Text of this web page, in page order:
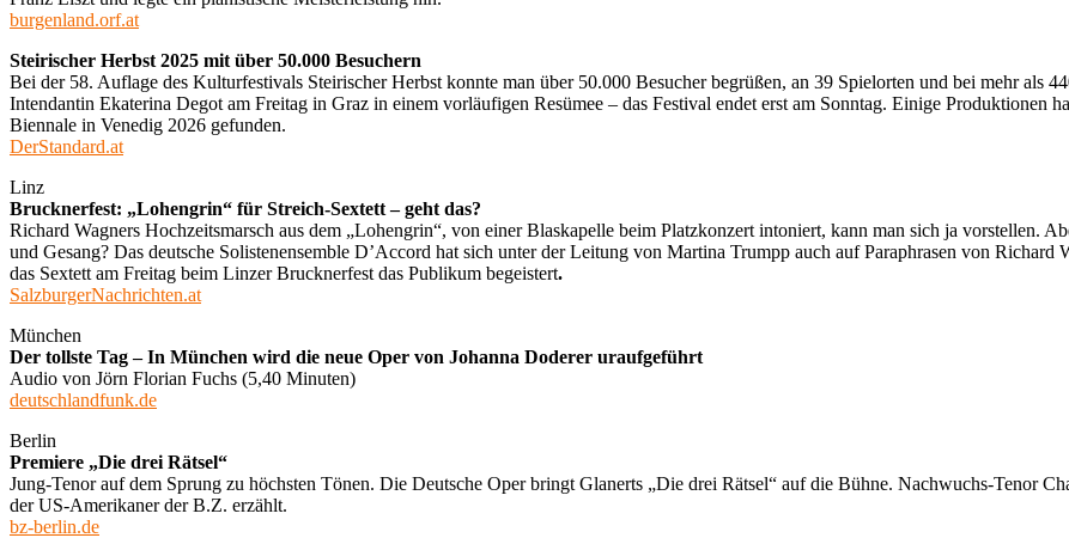
burgenland.orf.at
Steirischer Herbst 2025 mit über 50.000 Besuchern
Bei der 58. Auflage des Kulturfestivals Steirischer Herbst konnte man über 50.000 Besucher begrüßen, an 39 Spielorten und bei mehr als
Intendantin Ekaterina Degot am Freitag in Graz in einem vorläufigen Resümee – das Festival endet erst am Sonntag. Einige Produktionen
Biennale in Venedig 2026 gefunden.
DerStandard.at
Linz
Brucknerfest: „Lohengrin“ für Streich-Sextett – geht das?
Richard Wagners Hochzeitsmarsch aus dem „Lohengrin“, von einer Blaskapelle beim Platzkonzert intoniert, kann man sich ja vorstellen.
und Gesang? Das deutsche Solistenensemble D’Accord hat sich unter der Leitung von Martina Trumpp auch auf Paraphrasen von
das Sextett am Freitag beim Linzer Brucknerfest das Publikum begeistert.
SalzburgerNachrichten.at
München
Der tollste Tag – In München wird die neue Oper von Johanna Doderer uraufgeführt
Audio von Jörn Florian Fuchs (5,40 Minuten)
deutschlandfunk.de
Berlin
Premiere „Die drei Rätsel“
Jung-Tenor auf dem Sprung zu höchsten Tönen. Die Deutsche Oper bringt Glanerts „Die drei Rätsel“ auf die Bühne. Nachwuchs-Tenor
der US-Amerikaner der B.Z. erzählt.
bz-berlin.de